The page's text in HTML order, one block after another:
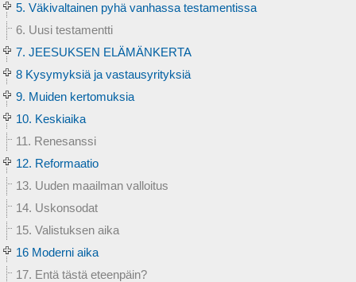
5. Väkivaltainen pyhä vanhassa testamentissa
6. Uusi testamentti
7. JEESUKSEN ELÄMÄNKERTA
8 Kysymyksiä ja vastausyrityksiä
9. Muiden kertomuksia
10. Keskiaika
11. Renesanssi
12. Reformaatio
13. Uuden maailman valloitus
14. Uskonsodat
15. Valistuksen aika
16 Moderni aika
17. Entä tästä eteenpäin?